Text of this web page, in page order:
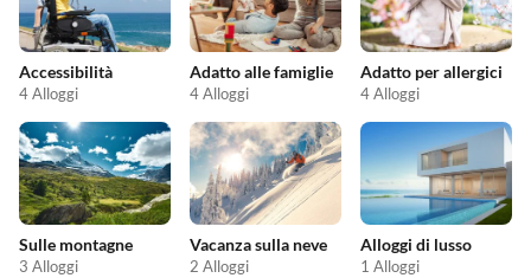
Accessibilità
4 Alloggi
Adatto alle famiglie
4 Alloggi
Adatto per allergici
4 Alloggi
Sulle montagne
3 Alloggi
Vacanza sulla neve
2 Alloggi
Alloggi di lusso
1 Alloggi